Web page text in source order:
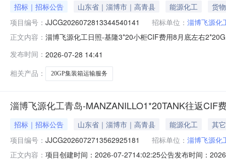
招标｜招标公告 山东省｜淄博市｜高青县 能源化工
货物
项目编号： JJCG2026072813344540141 招标单位： 淄博飞源化
正文内容： 淄博飞源化工日照-基隆3*20小柜CIF费用8月底左右
票船期间隔1周以上。BAF预付。五、投标人资格要求：
发布时间： 2026-07-28 14:41
相关产品：
20GP集装箱运输服务
淄博飞源化工青岛-MANZANILLO1*20TANK往返CIF
招标｜招标公告 山东省｜淄博市｜高青县 能源化工
其它
项目编号： JJCG2026072713562925181 招标单位： 淄博飞源化
正文内容： 项目创建时间：2026-07-2714:02:25公告发布时间：